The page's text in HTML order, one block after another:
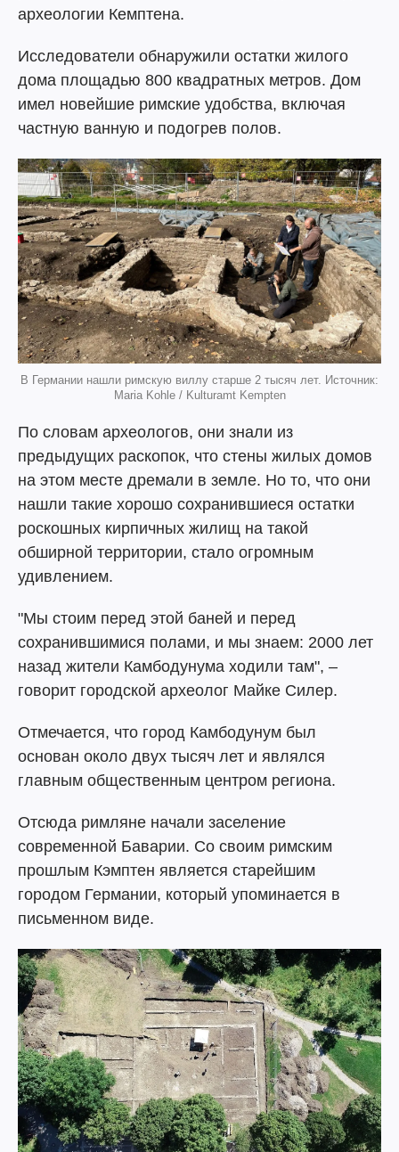
археологии Кемптена.
Исследователи обнаружили остатки жилого
дома площадью 800 квадратных метров. Дом
имел новейшие римские удобства, включая
частную ванную и подогрев полов.
В Германии нашли римскую виллу старше 2 тысяч лет. Источник:
Maria Kohle / Kulturamt Kempten
По словам археологов, они знали из
предыдущих раскопок, что стены жилых домов
на этом месте дремали в земле. Но то, что они
нашли такие хорошо сохранившиеся остатки
роскошных кирпичных жилищ на такой
обширной территории, стало огромным
удивлением.
"Мы стоим перед этой баней и перед
сохранившимися полами, и мы знаем: 2000 лет
назад жители Камбодунума ходили там", –
говорит городской археолог Майке Силер.
Отмечается, что город Камбодунум был
основан около двух тысяч лет и являлся
главным общественным центром региона.
Отсюда римляне начали заселение
современной Баварии. Со своим римским
прошлым Кэмптен является старейшим
городом Германии, который упоминается в
письменном виде.